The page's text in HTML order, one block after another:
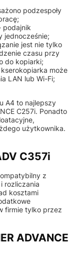
podzespoły
podajnik
jednocześnie;
jest nie tylko
czasu przy
do kopiarki;
może
LAN lub Wi-Fi;
A4 to najlepszy
C257i. Ponadto
użytkownika.
C357i
z
rozliczania
kosztami
firmie tylko przez
ADVANCE